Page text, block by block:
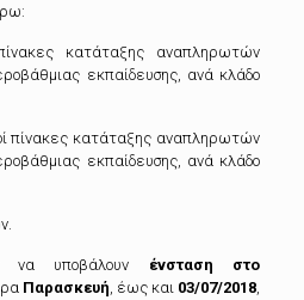
κατάταξης αναπληρωτών
εκπαίδευσης, ανά κλάδο
πίνακες κατάταξης αναπληρωτών
εκπαίδευσης, ανά κλάδο
να υποβάλουν ένσταση στο
Παρασκευή, έως και 03/07/2018,